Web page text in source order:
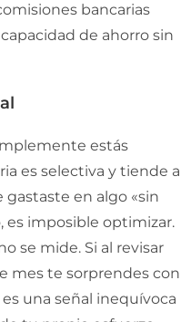
bancarias
de ahorro sin
estás
es selectiva y tiende a
gastaste en algo «sin
es imposible optimizar.
se mide. Si al revisar
mes te sorprendes con
una señal inequívoca